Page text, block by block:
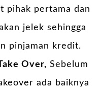
pihak pertama dan
jelek sehingga
pinjaman kredit.
Over, Sebelum
ada baiknya